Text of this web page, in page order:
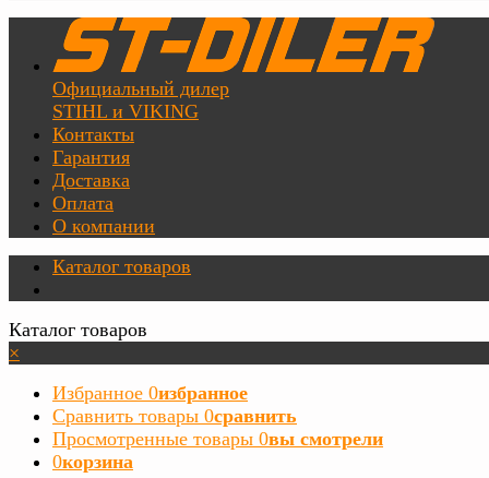
Официальный дилер
STIHL и VIKING
Контакты
Гарантия
Доставка
Оплата
О компании
Каталог товаров
Каталог товаров
×
Избранное 0избранное
Сравнить товары 0сравнить
Просмотренные товары 0вы смотрели
0корзина